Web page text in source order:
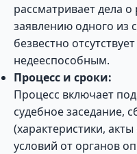
рассматривает дела
заявлению одного из
безвестно
недееспособным.
Процесс и сроки:
Процесс включает
судебное заседание,
(характеристики,
условий от органов